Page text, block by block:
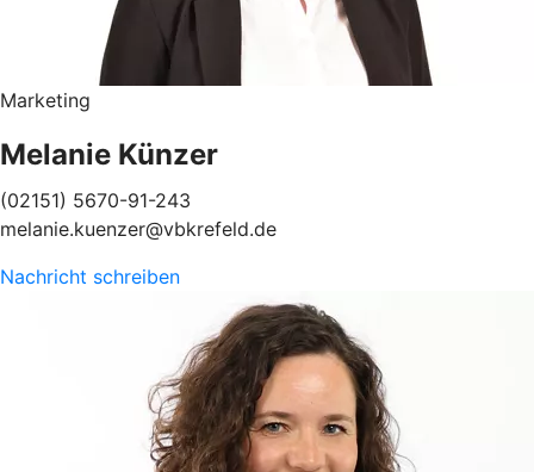
Marketing
Melanie Künzer
(02151) 5670-91-243
melanie.kuenzer@vbkrefeld.de
Nachricht schreiben